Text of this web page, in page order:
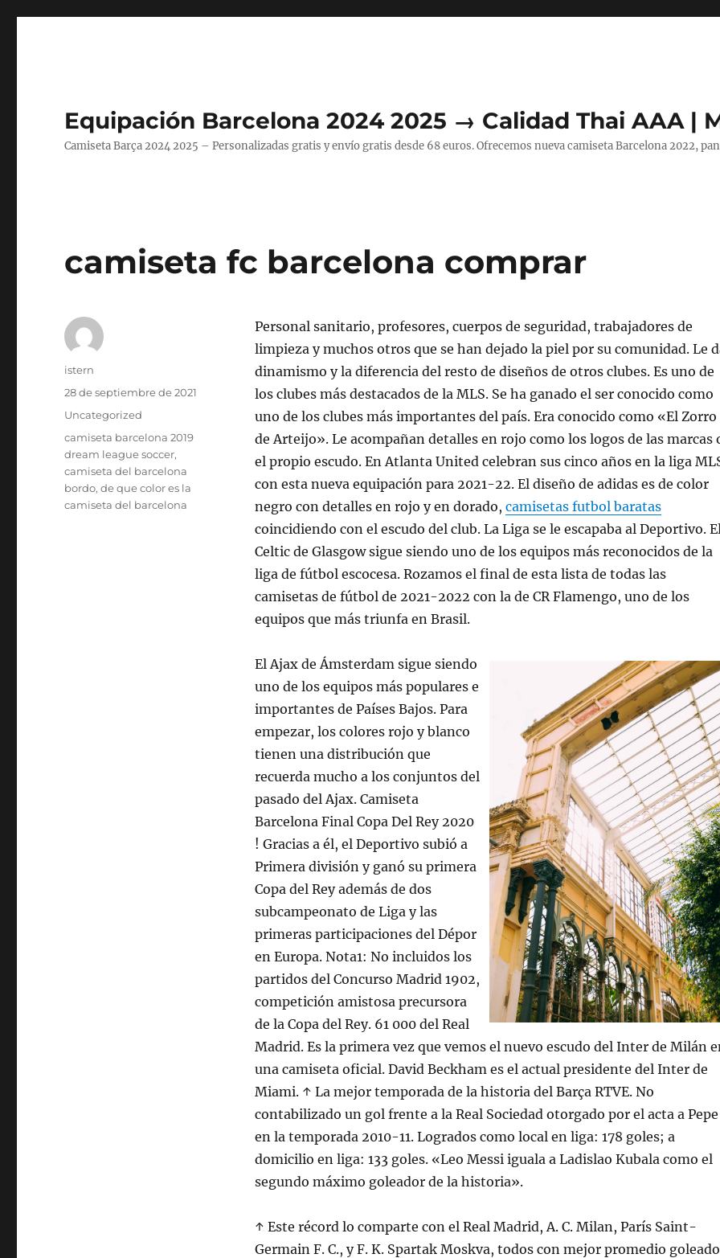
Equipación Barcelona 2024 2025 → Calidad Thai AAA |
Camiseta Barça 2024 2025 – Personalizadas gratis y envío gratis desde 68 euros. Ofrecemos nueva camiseta Barcelona 2022,
camiseta fc barcelona comprar
Personal sanitario, profesores, cuerpos de seguridad, trabajadores de
limpieza y muchos otros que se han dejado la piel por su comunidad. Le
dinamismo y la diferencia del resto de diseños de otros clubes. Es uno de
los clubes más destacados de la MLS. Se ha ganado el ser conocido como
uno de los clubes más importantes del país. Era conocido como «El Zorro
de Arteijo». Le acompañan detalles en rojo como los logos de las marcas
el propio escudo. En Atlanta United celebran sus cinco años en la liga
con esta nueva equipación para 2021-22. El diseño de adidas es de color
negro con detalles en rojo y en dorado, camisetas futbol baratas
coincidiendo con el escudo del club. La Liga se le escapaba al Deportivo.
Celtic de Glasgow sigue siendo uno de los equipos más reconocidos de la
liga de fútbol escocesa. Rozamos el final de esta lista de todas las
camisetas de fútbol de 2021-2022 con la de CR Flamengo, uno de los
equipos que más triunfa en Brasil.
El Ajax de Ámsterdam sigue siendo
uno de los equipos más populares e
importantes de Países Bajos. Para
empezar, los colores rojo y blanco
tienen una distribución que
recuerda mucho a los conjuntos del
pasado del Ajax. Camiseta
Barcelona Final Copa Del Rey 2020
! Gracias a él, el Deportivo subió a
Primera división y ganó su primera
Copa del Rey además de dos
subcampeonato de Liga y las
primeras participaciones del Dépor
en Europa. Nota1: No incluidos los
partidos del Concurso Madrid 1902,
competición amistosa precursora
de la Copa del Rey. 61 000 del Real
Madrid. Es la primera vez que vemos el nuevo escudo del Inter de Milán
una camiseta oficial. David Beckham es el actual presidente del Inter de
Miami. ↑ La mejor temporada de la historia del Barça RTVE. No
contabilizado un gol frente a la Real Sociedad otorgado por el acta a Pepe
en la temporada 2010-11. Logrados como local en liga: 178 goles; a
domicilio en liga: 133 goles. «Leo Messi iguala a Ladislao Kubala como el
segundo máximo goleador de la historia».
↑ Este récord lo comparte con el Real Madrid, A. C. Milan, París Saint-
Germain F. C., y F. K. Spartak Moskva, todos con mejor promedio
Autor
istern
Publicado
28 de septiembre de 2021
Categorías
Uncategorized
Etiquetas
camiseta barcelona 2019
dream league soccer,
camiseta del barcelona
bordo,de que color es la
camiseta del barcelona